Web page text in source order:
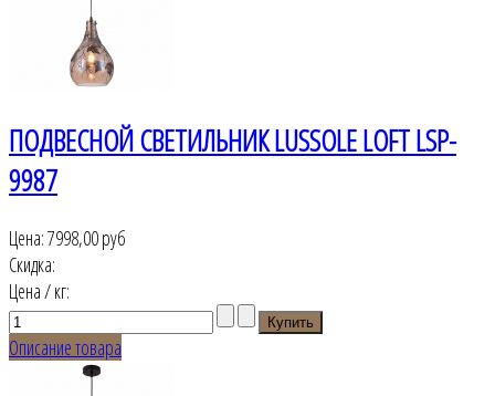
ПОДВЕСНОЙ СВЕТИЛЬНИК LUSSOLE LOFT LSP-
9987
Цена:7998,00 руб
Скидка:
Цена / кг:
Описание товара